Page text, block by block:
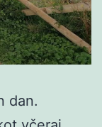
dan.